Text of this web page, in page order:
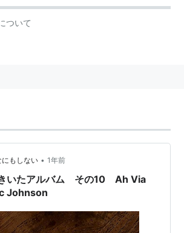
ついて
もしない • 1年前
いたアルバム その10 Ah Via
Johnson